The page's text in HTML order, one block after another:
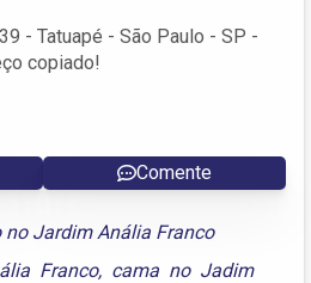
- Tatuapé - São Paulo - SP -
copiado!
Comente
no Jardim Anália Franco
Franco, cama no Jadim